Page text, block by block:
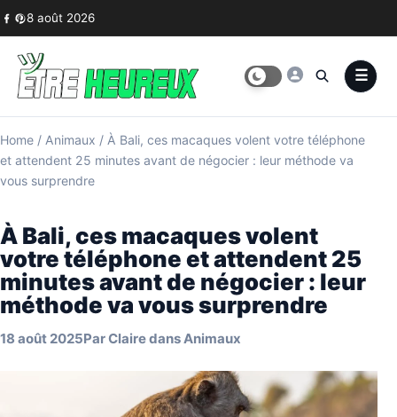
Skip to content
8 août 2026
Home / Animaux / À Bali, ces macaques volent votre téléphone
et attendent 25 minutes avant de négocier : leur méthode va
vous surprendre
À Bali, ces macaques volent
votre téléphone et attendent 25
minutes avant de négocier : leur
méthode va vous surprendre
18 août 2025ParClairedansAnimaux